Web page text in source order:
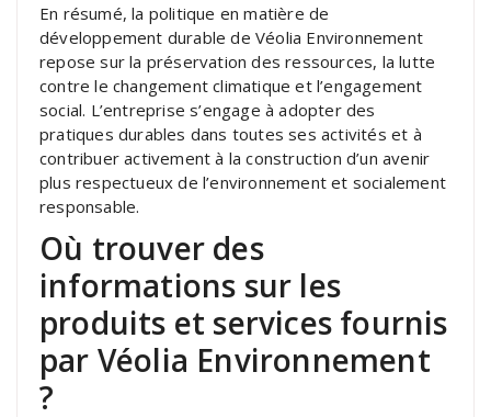
En résumé, la politique en matière de
développement durable de Véolia Environnement
repose sur la préservation des ressources, la lutte
contre le changement climatique et l’engagement
social. L’entreprise s’engage à adopter des
pratiques durables dans toutes ses activités et à
contribuer activement à la construction d’un avenir
plus respectueux de l’environnement et socialement
responsable.
Où trouver des
informations sur les
produits et services fournis
par Véolia Environnement
?